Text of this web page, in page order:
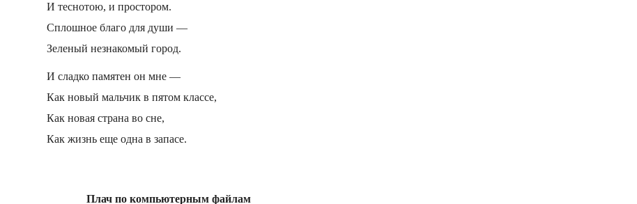
И теснотою, и простором.
Сплошное благо для души —
Зеленый незнакомый город.
И сладко памятен он мне —
Как новый мальчик в пятом классе,
Как новая страна во сне,
Как жизнь еще одна в запасе.
Плач по компьютерным файлам